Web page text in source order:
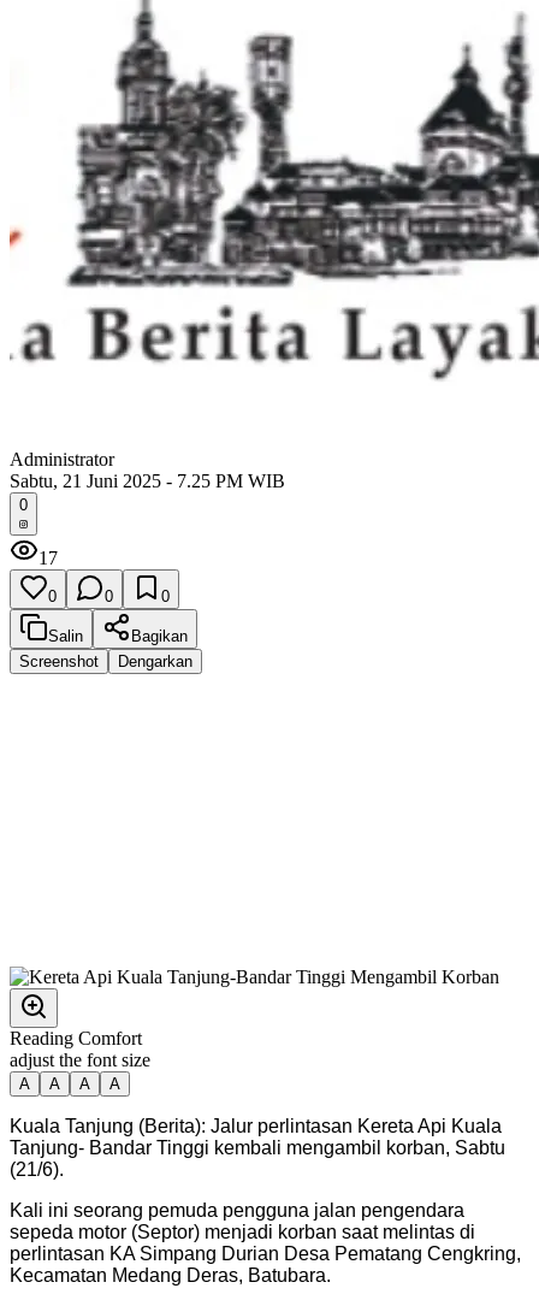
Administrator
Sabtu, 21 Juni 2025 - 7.25 PM WIB
0
17
0 0 0
Salin
Bagikan
Screenshot
Dengarkan
Reading Comfort
adjust the font size
A A A A
Kuala Tanjung (Berita): Jalur perlintasan Kereta Api Kuala
Tanjung- Bandar Tinggi kembali mengambil korban, Sabtu
(21/6).
Kali ini seorang pemuda pengguna jalan pengendara
sepeda motor (Septor) menjadi korban saat melintas di
perlintasan KA Simpang Durian Desa Pematang Cengkring,
Kecamatan Medang Deras, Batubara.